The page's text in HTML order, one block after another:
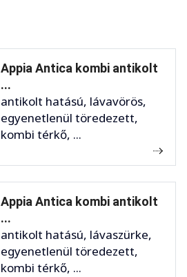
Appia Antica kombi antikolt
...
antikolt hatású, lávavörös,
egyenetlenül töredezett,
kombi térkő, ...
Appia Antica kombi antikolt
...
antikolt hatású, lávaszürke,
egyenetlenül töredezett,
kombi térkő, ...